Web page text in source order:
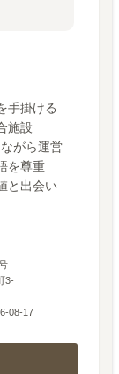
手掛ける
施設
がら運営
を尊重
と出会い
3-
08-17